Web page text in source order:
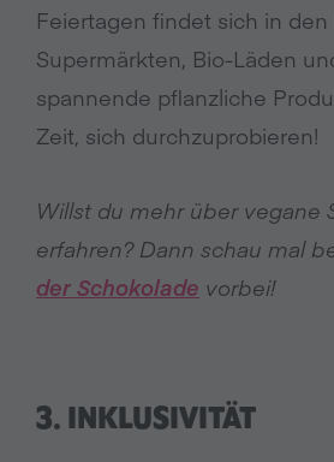
Feiertagen findet sich in den
Supermärkten, Bio-Läden
spannende pflanzliche
Zeit, sich durchzuprobieren!
Willst du mehr über vegane
erfahren? Dann schau mal
der Schokolade vorbei!
3. INKLUSIVITÄT